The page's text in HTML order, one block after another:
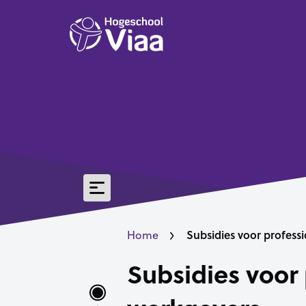
Home Subsidies voor
Subsidies